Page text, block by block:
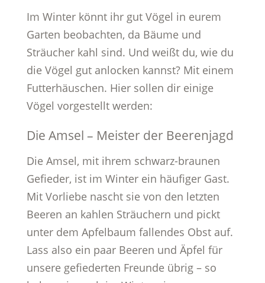
Im Winter könnt ihr gut Vögel in eurem
Garten beobachten, da Bäume und
Sträucher kahl sind. Und weißt du, wie du
die Vögel gut anlocken kannst? Mit einem
Futterhäuschen. Hier sollen dir einige
Vögel vorgestellt werden:
Die Amsel – Meister der Beerenjagd
Die Amsel, mit ihrem schwarz-braunen
Gefieder, ist im Winter ein häufiger Gast.
Mit Vorliebe nascht sie von den letzten
Beeren an kahlen Sträuchern und pickt
unter dem Apfelbaum fallendes Obst auf.
Lass also ein paar Beeren und Äpfel für
unsere gefiederten Freunde übrig – so